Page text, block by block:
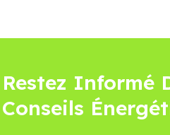
Restez Informé
Conseils